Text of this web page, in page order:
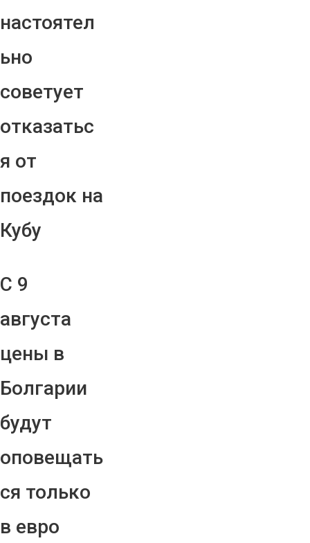
настоятел
ьно
советует
отказатьс
я от
поездок на
Кубу
С 9
августа
цены в
Болгарии
будут
оповещать
ся только
в евро